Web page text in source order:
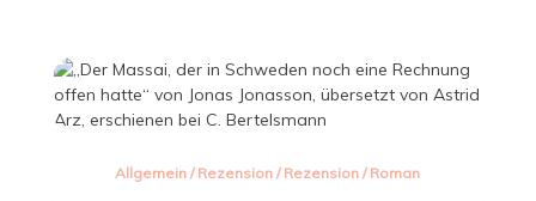
Allgemein / Rezension / Rezension / Roman